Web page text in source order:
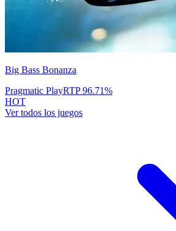
Big Bass Bonanza
Pragmatic PlayRTP96.71%
HOT
Ver todos los juegos